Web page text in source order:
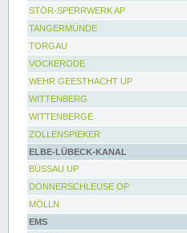
STÖR-SPERRWERK AP
TANGERMÜNDE
TORGAU
VOCKERODE
WEHR GEESTHACHT UP
WITTENBERG
WITTENBERGE
ZOLLENSPIEKER
ELBE-LÜBECK-KANAL
BÜSSAU UP
DONNERSCHLEUSE OP
MÖLLN
EMS